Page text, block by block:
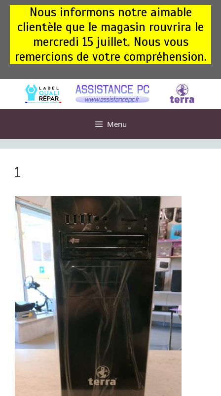
Aller
contenu
Nous informons notre aimable
clientèle que le magasin rouvrira le
mercredi 15 juillet. Nous vous
remercions de votre compréhension.
Menu
1